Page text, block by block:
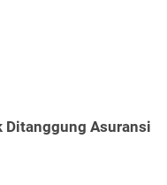
Ditanggung Asuransi